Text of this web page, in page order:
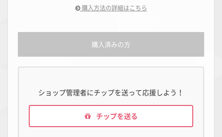
購入方法の詳細はこちら
購入済みの方
ショップ管理者にチップを送って応援しよう！
チップを送る